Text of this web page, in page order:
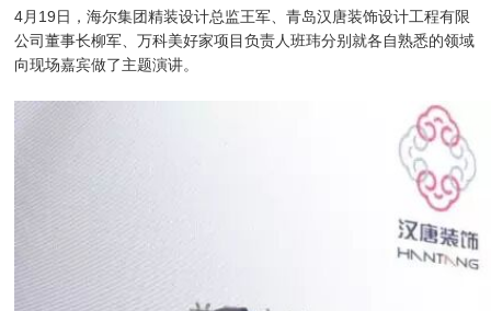
4月19日，海尔集团精装设计总监王军、青岛汉唐装饰设计工程有限
公司董事长柳军、万科美好家项目负责人班玮分别就各自熟悉的领域
向现场嘉宾做了主题演讲。